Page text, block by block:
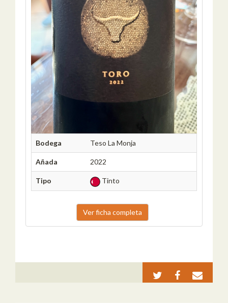
Bodega Teso La Monja
Añada 2022
Tipo Tinto
Ver ficha completa